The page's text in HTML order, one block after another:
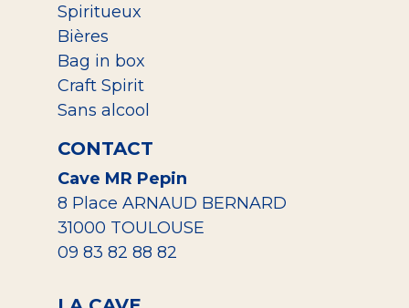
Spiritueux
Bières
Bag in box
Craft Spirit
Sans alcool
CONTACT
Cave MR Pepin
8 Place ARNAUD BERNARD
31000 TOULOUSE
09 83 82 88 82